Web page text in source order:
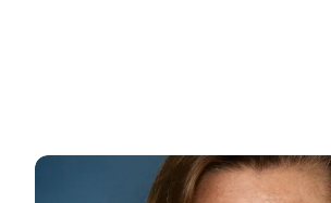
VisitNordsjælland klar med ny